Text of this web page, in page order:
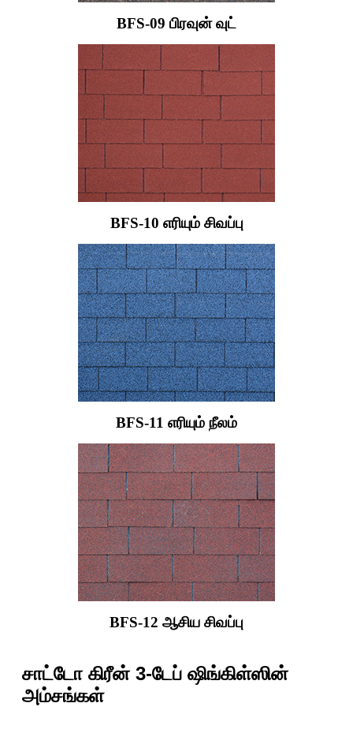
BFS-09 பிரவுன் வுட்
BFS-10 எரியும் சிவப்பு
BFS-11 எரியும் நீலம்
BFS-12 ஆசிய சிவப்பு
சாட்டோ கிரீன் 3-டேப் ஷிங்கிள்ஸின்
அம்சங்கள்